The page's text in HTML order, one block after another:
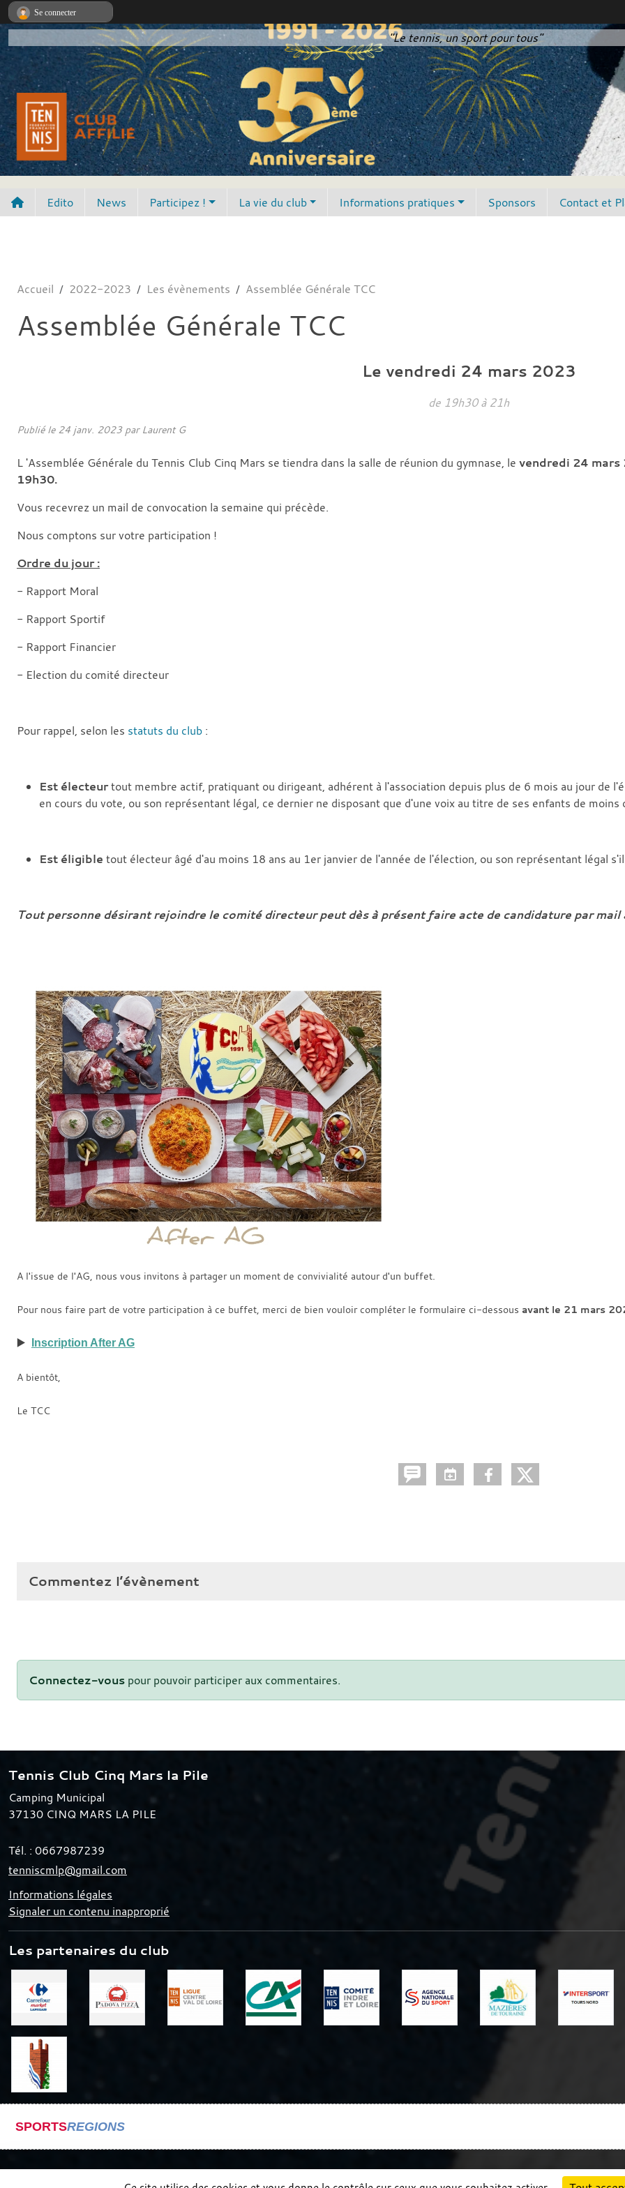
"Le tennis, un sport pour tous"
Edito News Participez ! La vie du club Informations pratiques Sponsors Contact et
Accueil 2022-2023 Les évènements Assemblée Générale TCC
Assemblée Générale TCC
Le vendredi 24 mars 2023
de 19h30 à 21h
Publié le 24 janv. 2023par Laurent G
L 'Assemblée Générale du Tennis Club Cinq Mars se tiendra dans la salle de réunion du gymnase, le vendredi 24 mars
19h30.
Vous recevrez un mail de convocation la semaine qui précède.
Nous comptons sur votre participation !
Ordre du jour :
- Rapport Moral
- Rapport Sportif
- Rapport Financier
- Election du comité directeur
Pour rappel, selon les statuts du club :
Est électeurtout membre actif, pratiquant ou dirigeant, adhérent à l'association depuis plus de 6 mois au jour de
en cours du vote, ou son représentant légal, ce dernier ne disposant que d'une voix au titre de ses enfants de moins
Est éligible tout électeur âgé d'au moins 18 ans au 1er janvier de l'année de l'élection, ou son représentant légal
Tout personne désirant rejoindre le comité directeur peut dès à présent faire acte de candidature par mail
A l'issue de l'AG, nous vous invitons à partager un moment de convivialité autour d'un buffet.
Pour nous faire part de votre participation à ce buffet, merci de bien vouloir compléter le formulaire ci-dessous avant le 21 mars
▶️ Inscription After AG
A bientôt,
Le TCC
Commentez l’évènement
Connectez-vous pour pouvoir participer aux commentaires.
Tennis Club Cinq Mars la Pile
Camping Municipal
37130 CINQ MARS LA PILE
Tél. : 0667987239
tenniscmlp@gmail.com
Informations légales
Signaler un contenu inapproprié
Les partenaires du club
SPORTSREGIONS
Gestion des cookies
Se connecter
Panneau de gestion des cookies